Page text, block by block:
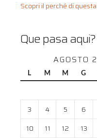
Scopri il perché di
Que pasa aqui?
AGOSTO
L M M G
3
4 5 6
10
11 12 13